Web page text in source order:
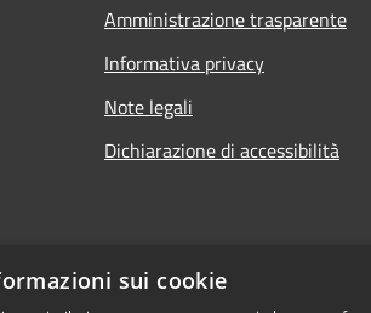
Amministrazione trasparente
Informativa privacy
Note legali
Dichiarazione di accessibilità
sui cookie